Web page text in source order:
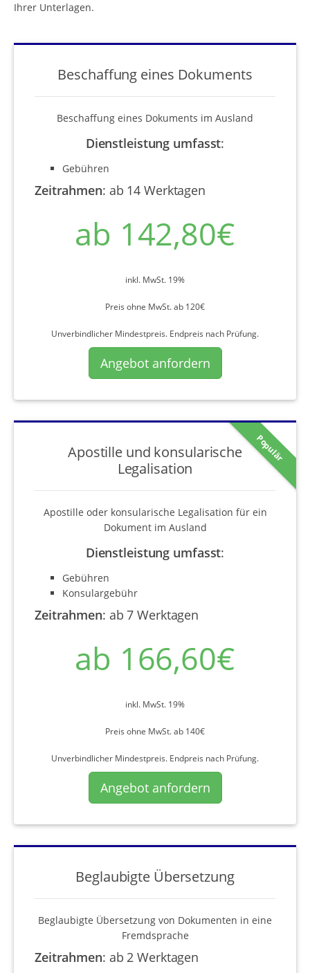
Ihrer Unterlagen.
Beschaffung eines Dokuments
Beschaffung eines Dokuments im Ausland
Dienstleistung umfasst:
Gebühren
Zeitrahmen: ab 14 Werktagen
ab 142,80€
inkl. MwSt. 19%
Preis ohne MwSt. ab 120€
Unverbindlicher Mindestpreis. Endpreis nach Prüfung.
Angebot anfordern
Populär
Apostille und konsularische
Legalisation
Apostille oder konsularische Legalisation für ein
Dokument im Ausland
Dienstleistung umfasst:
Gebühren
Konsulargebühr
Zeitrahmen: ab 7 Werktagen
ab 166,60€
inkl. MwSt. 19%
Preis ohne MwSt. ab 140€
Unverbindlicher Mindestpreis. Endpreis nach Prüfung.
Angebot anfordern
Beglaubigte Übersetzung
Beglaubigte Übersetzung von Dokumenten in eine
Fremdsprache
Zeitrahmen: ab 2 Werktagen